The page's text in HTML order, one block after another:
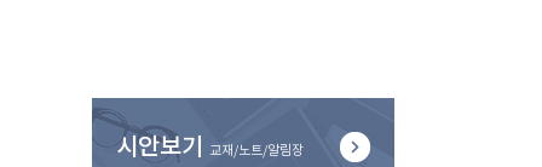
시안보기 교재/노트/알림장